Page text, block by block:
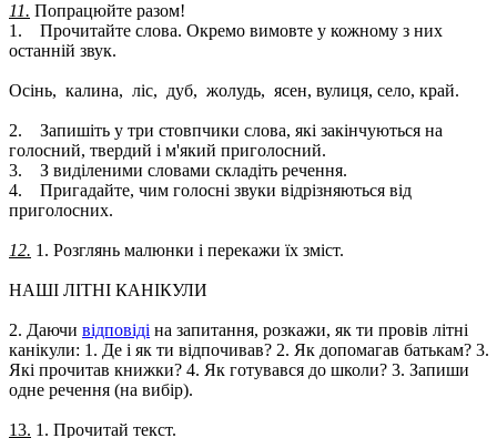
11. Попрацюйте разом!
1. Прочитайте слова. Окремо вимовте у кожному з них
останній звук.
Осінь, калина, ліс, дуб, жолудь, ясен, вулиця, село, край.
2. Запишіть у три стовпчики слова, які закінчуються на
голосний, твердий і м'який приголосний.
3. З виділеними словами складіть речення.
4. Пригадайте, чим голосні звуки відрізняються від
приголосних.
12. 1. Розглянь малюнки і перекажи їх зміст.
НАШІ ЛІТНІ КАНІКУЛИ
2. Даючи відповіді на запитання, розкажи, як ти провів літні
канікули: 1. Де і як ти відпочивав? 2. Як допомагав батькам? 3.
Які прочитав книжки? 4. Як готувався до школи? 3. Запиши
одне речення (на вибір).
13. 1. Прочитай текст.